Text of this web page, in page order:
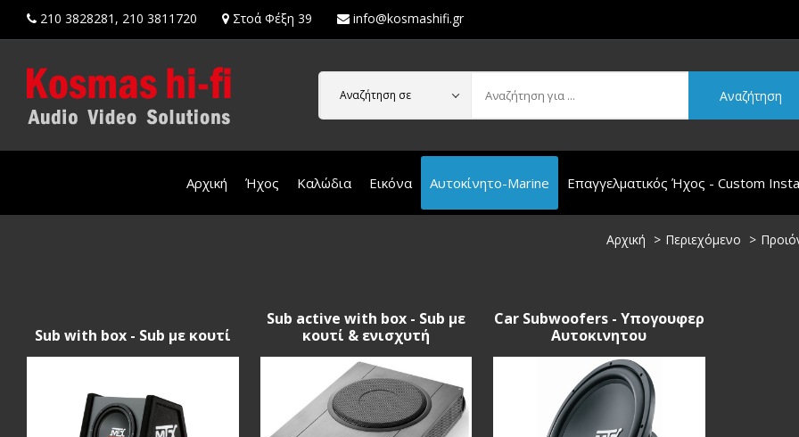
210 3828281 , 210 3811720 Στοά Φέξη 39 info@kosmashifi.gr
Αναζήτηση σε Αναζήτηση
Αρχική Ήχος Καλώδια Εικόνα Αυτοκίνητο-Marine Επαγγελματικός Ήχος - Custom
Αρχική Περιεχόμενο
Sub with box - Sub με κουτί
Sub active with box - Sub με
κουτί & ενισχυτή
Car Subwoofers - Υπογουφερ
Αυτοκινητου